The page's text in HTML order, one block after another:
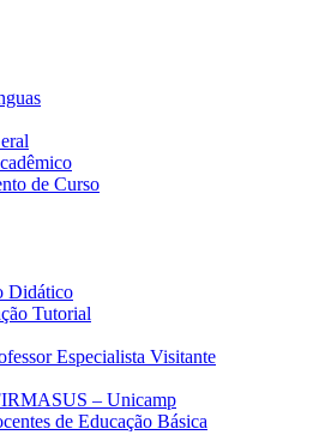
de Curso
Didático
Tutorial
Especialista Visitante
– Unicamp
de Educação Básica